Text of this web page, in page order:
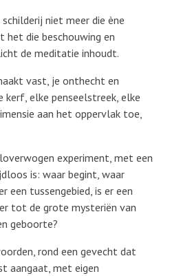
niet meer die ène
het die beschouwing en
de meditatie inhoudt.
vast, je onthecht en
kerf, elke penseelstreek, elke
aan het oppervlak toe,
experiment, met een
is: waar begint, waar
een tussengebied, is er een
tot de grote mysteriën van
geboorte?
rond een gevecht dat
aangaat, met eigen